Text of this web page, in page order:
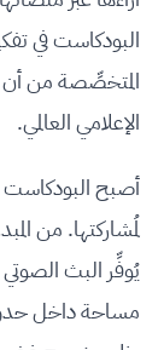
البودكاست في
المتخصِّصة من
الإعلامي العالمي.
أصبح
لمُشاركتها. من
يُوفِّر البث
مساحة داخل